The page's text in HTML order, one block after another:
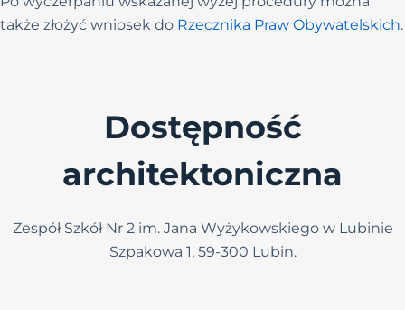
także złożyć wniosek do Rzecznika Praw Obywatelskich.
Dostępność
architektoniczna
Zespół Szkół Nr 2 im. Jana Wyżykowskiego w Lubinie
Szpakowa 1, 59-300 Lubin.